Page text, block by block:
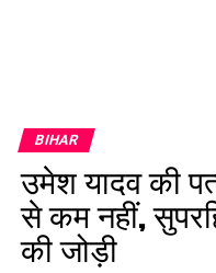
BIHAR
उमेश यादव की
से कम नहीं,
की जोड़ी